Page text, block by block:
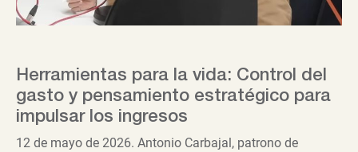
Herramientas para la vida: Control del
gasto y pensamiento estratégico para
impulsar los ingresos
12 de mayo de 2026. Antonio Carbajal, patrono de